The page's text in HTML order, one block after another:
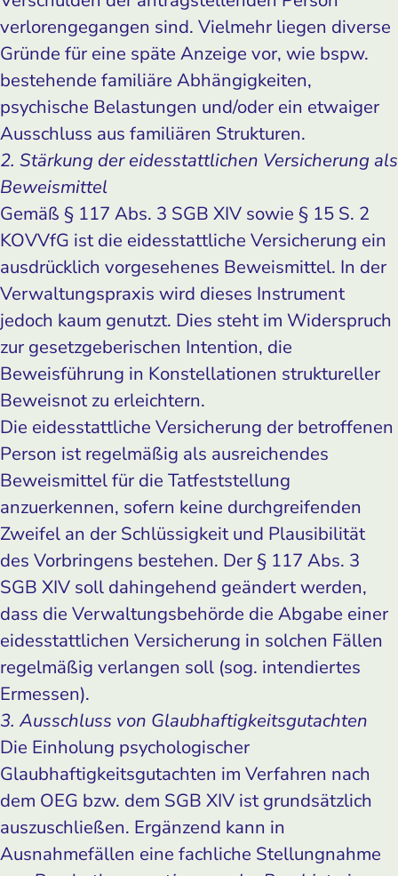
verlorengegangen sind. Vielmehr liegen diverse
Gründe für eine späte Anzeige vor, wie bspw.
bestehende familiäre Abhängigkeiten,
psychische Belastungen und/oder ein etwaiger
Ausschluss aus familiären Strukturen.
2. Stärkung der eidesstattlichen Versicherung als
Beweismittel
Gemäß § 117 Abs. 3 SGB XIV sowie § 15 S. 2
KOVVfG ist die eidesstattliche Versicherung ein
ausdrücklich vorgesehenes Beweismittel. In der
Verwaltungspraxis wird dieses Instrument
jedoch kaum genutzt. Dies steht im Widerspruch
zur gesetzgeberischen Intention, die
Beweisführung in Konstellationen struktureller
Beweisnot zu erleichtern.
Die eidesstattliche Versicherung der betroffenen
Person ist regelmäßig als ausreichendes
Beweismittel für die Tatfeststellung
anzuerkennen, sofern keine durchgreifenden
Zweifel an der Schlüssigkeit und Plausibilität
des Vorbringens bestehen. Der § 117 Abs. 3
SGB XIV soll dahingehend geändert werden,
dass die Verwaltungsbehörde die Abgabe einer
eidesstattlichen Versicherung in solchen Fällen
regelmäßig verlangen soll (sog. intendiertes
Ermessen).
3. Ausschluss von Glaubhaftigkeitsgutachten
Die Einholung psychologischer
Glaubhaftigkeitsgutachten im Verfahren nach
dem OEG bzw. dem SGB XIV ist grundsätzlich
auszuschließen. Ergänzend kann in
Ausnahmefällen eine fachliche Stellungnahme